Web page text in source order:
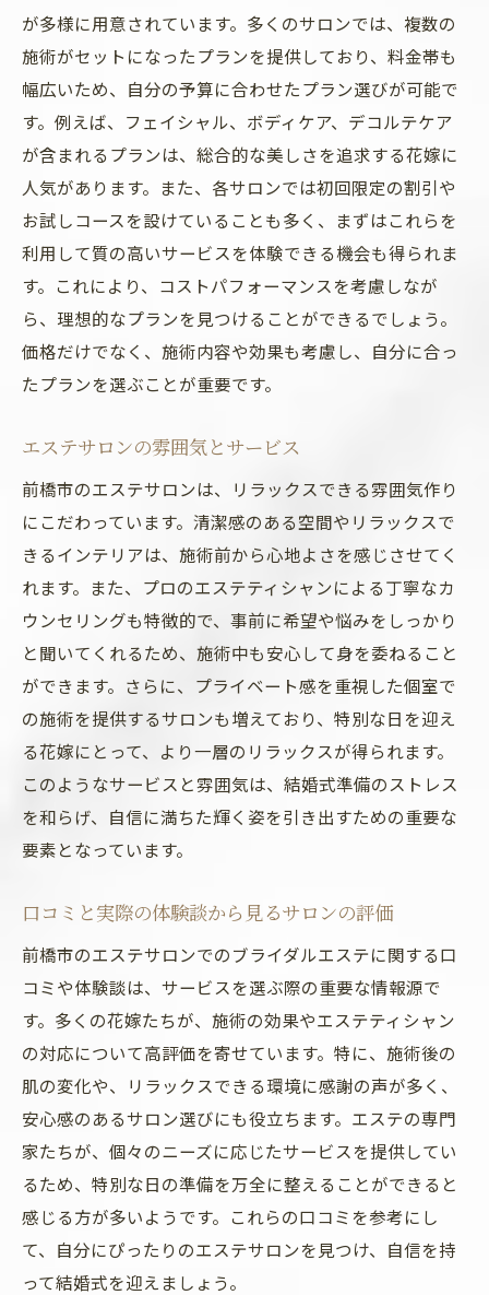
が多様に用意されています。多くのサロンでは、複数の
施術がセットになったプランを提供しており、料金帯も
幅広いため、自分の予算に合わせたプラン選びが可能で
す。例えば、フェイシャル、ボディケア、デコルテケア
が含まれるプランは、総合的な美しさを追求する花嫁に
人気があります。また、各サロンでは初回限定の割引や
お試しコースを設けていることも多く、まずはこれらを
利用して質の高いサービスを体験できる機会も得られま
す。これにより、コストパフォーマンスを考慮しなが
ら、理想的なプランを見つけることができるでしょう。
価格だけでなく、施術内容や効果も考慮し、自分に合っ
たプランを選ぶことが重要です。
エステサロンの雰囲気とサービス
前橋市のエステサロンは、リラックスできる雰囲気作り
にこだわっています。清潔感のある空間やリラックスで
きるインテリアは、施術前から心地よさを感じさせてく
れます。また、プロのエステティシャンによる丁寧なカ
ウンセリングも特徴的で、事前に希望や悩みをしっかり
と聞いてくれるため、施術中も安心して身を委ねること
ができます。さらに、プライベート感を重視した個室で
の施術を提供するサロンも増えており、特別な日を迎え
る花嫁にとって、より一層のリラックスが得られます。
このようなサービスと雰囲気は、結婚式準備のストレス
を和らげ、自信に満ちた輝く姿を引き出すための重要な
要素となっています。
口コミと実際の体験談から見るサロンの評価
前橋市のエステサロンでのブライダルエステに関する口
コミや体験談は、サービスを選ぶ際の重要な情報源で
す。多くの花嫁たちが、施術の効果やエステティシャン
の対応について高評価を寄せています。特に、施術後の
肌の変化や、リラックスできる環境に感謝の声が多く、
安心感のあるサロン選びにも役立ちます。エステの専門
家たちが、個々のニーズに応じたサービスを提供してい
るため、特別な日の準備を万全に整えることができると
感じる方が多いようです。これらの口コミを参考にし
て、自分にぴったりのエステサロンを見つけ、自信を持
って結婚式を迎えましょう。